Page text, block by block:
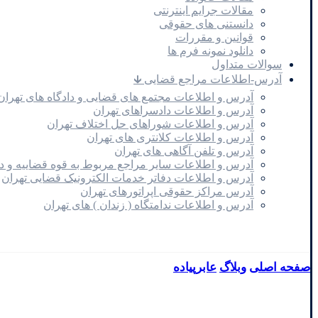
مقالات جرایم اینترنتی
دانستنی های حقوقی
قوانین و مقررات
دانلود نمونه فرم ها
سوالات متداول
آدرس-اطلاعات مراجع قضایی 🡳
آدرس و اطلاعات مجتمع های قضایی و دادگاه های
آدرس و اطلاعات دادسراهای تهران
آدرس و اطلاعات شوراهای حل اختلاف تهران
آدرس و اطلاعات کلانتری های تهران
آدرس و تلفن آگاهی های تهران
آدرس و اطلاعات سایر مراجع مربوط به قوه قضاییه و
آدرس و اطلاعات دفاتر خدمات الکترونیک قضایی تهران
آدرس مراکز حقوقی اپراتورهای تهران
آدرس و اطلاعات ندامتگاه ( زندان ) های تهران
صفحه اصلی وبلاگ عابرپیاده